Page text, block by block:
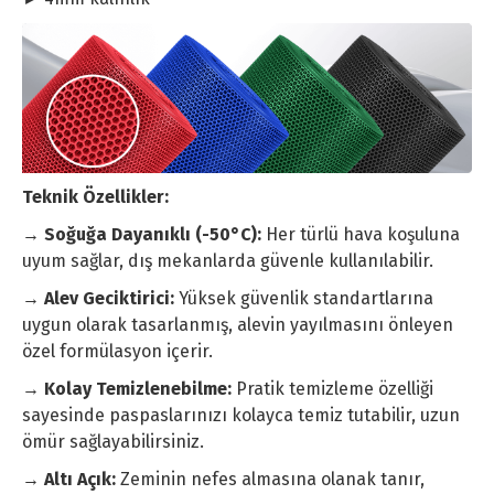
Teknik Özellikler:
→ Soğuğa Dayanıklı (-50°C): Her türlü hava koşuluna
uyum sağlar, dış mekanlarda güvenle kullanılabilir.
→ Alev Geciktirici: Yüksek güvenlik standartlarına
uygun olarak tasarlanmış, alevin yayılmasını önleyen
özel formülasyon içerir.
→ Kolay Temizlenebilme: Pratik temizleme özelliği
sayesinde paspaslarınızı kolayca temiz tutabilir, uzun
ömür sağlayabilirsiniz.
→ Altı Açık: Zeminin nefes almasına olanak tanır,